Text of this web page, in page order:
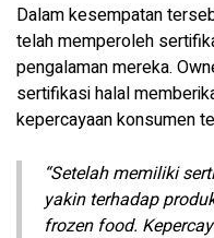
Dalam kesempatan
telah memperoleh
pengalaman mereka.
sertifikasi halal
kepercayaan konsumen
“Setelah memiliki
yakin terhadap
frozen food.